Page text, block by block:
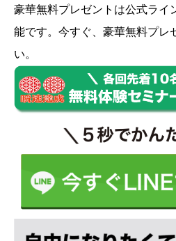
豪華無料プレゼントは公式ライ
能です。今すぐ、豪華無料プレ
い。